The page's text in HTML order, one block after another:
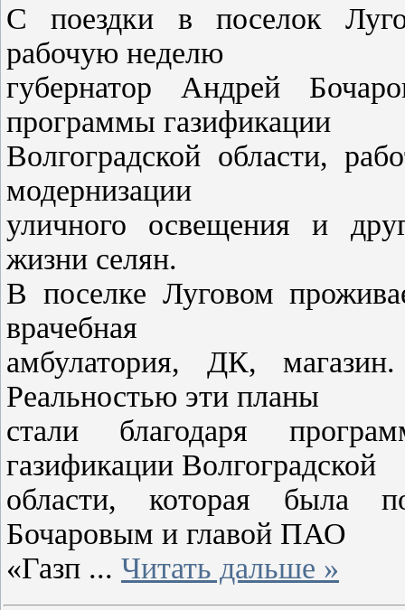
С поездки в поселок
рабочую неделю
губернатор Андрей
программы газификации
Волгоградской области,
модернизации
уличного освещения и
жизни селян.
В поселке Луговом
врачебная
амбулатория, ДК,
Реальностью эти планы
стали благодаря
газификации Волгоградской
области, которая была
Бочаровым и главой ПАО
«Газп ... Читать дальше »